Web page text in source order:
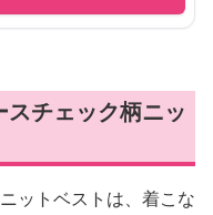
チェック柄ニッ
ットベストは、着こな